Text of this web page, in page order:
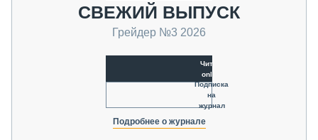
СВЕЖИЙ ВЫПУСК
Грейдер №3 2026
Читать
online
Подписка
на
журнал
Подробнее о журнале